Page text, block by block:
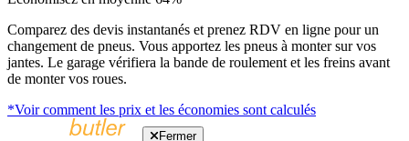
Comparez des devis instantanés et prenez RDV en ligne pour un
changement de pneus. Vous apportez les pneus à monter sur vos
jantes. Le garage vérifiera la bande de roulement et les freins avant
de monter vos roues.
*Voir comment les prix et les économies sont calculés
Fermer